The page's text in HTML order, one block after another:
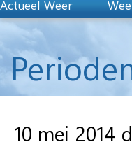
Actueel Weer
10 mei 2014